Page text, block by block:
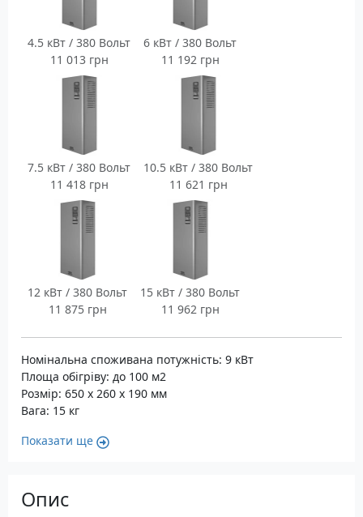
4.5 кВт / 380 Вольт
11 013 грн
6 кВт / 380 Вольт
11 192 грн
7.5 кВт / 380 Вольт
11 418 грн
10.5 кВт / 380 Вольт
11 621 грн
12 кВт / 380 Вольт
11 875 грн
15 кВт / 380 Вольт
11 962 грн
Номінальна споживана потужність: 9 кВт
Площа обігріву: до 100 м2
Розмір: 650 х 260 х 190 мм
Вага: 15 кг
Показати ще
Опис